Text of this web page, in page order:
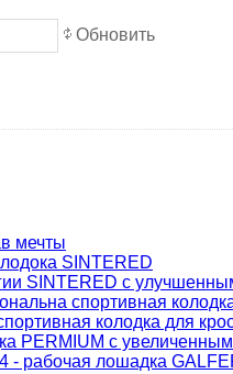
Обновить
мечты
SINTERED
SINTERED с
спортивная
колодка для
PERMIUM с
- рабочая лошадка